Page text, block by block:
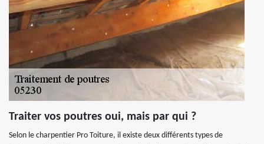
Traiter vos poutres oui, mais par qui ?
Selon le charpentier Pro Toiture, il existe deux différents types de